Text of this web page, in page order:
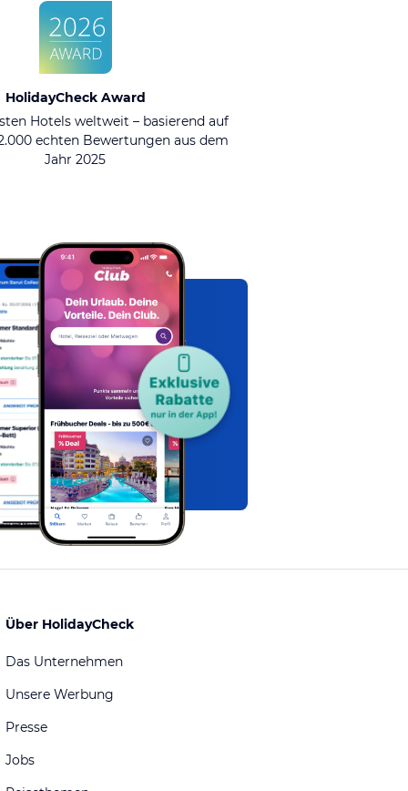
HolidayCheck Award
Hotels weltweit – basierend auf
echten Bewertungen aus dem
Jahr 2025
Über HolidayCheck
Das Unternehmen
Unsere Werbung
Presse
Jobs